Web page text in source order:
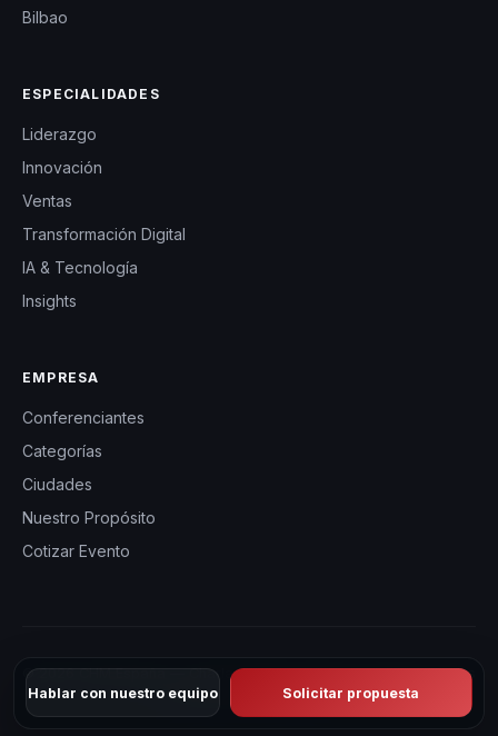
Hablar con nuestro equipo Solicitar propuesta
Bilbao
ESPECIALIDADES
Liderazgo
Innovación
Ventas
Transformación Digital
IA & Tecnología
Insights
EMPRESA
Conferenciantes
Categorías
Ciudades
Nuestro Propósito
Cotizar Evento
© 2026 CHM España — Charlas Motivacionales en España. Todos
los derechos reservados.